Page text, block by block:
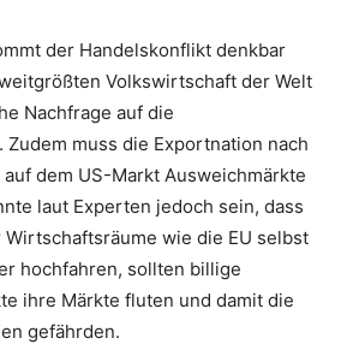
der Handelskonflikt denkbar
Volkswirtschaft der Welt
Nachfrage auf die
muss die Exportnation nach
dem US-Markt Ausweichmärkte
laut Experten jedoch sein, dass
wie die EU selbst
hochfahren, sollten billige
ihre Märkte fluten und damit die
gefährden.